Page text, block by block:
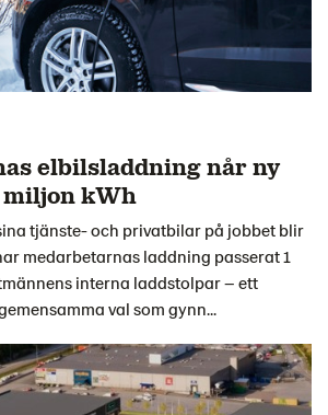
elbilsladdning når ny
kWh
tjänste- och privatbilar på jobbet blir
medarbetarnas laddning passerat 1
interna laddstolpar – ett
val som gynn...